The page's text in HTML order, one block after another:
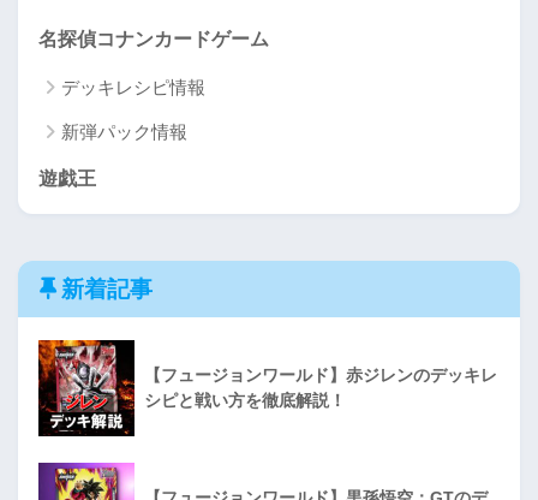
名探偵コナンカードゲーム
デッキレシピ情報
新弾パック情報
遊戯王
新着記事
【フュージョンワールド】赤ジレンのデッキレ
シピと戦い方を徹底解説！